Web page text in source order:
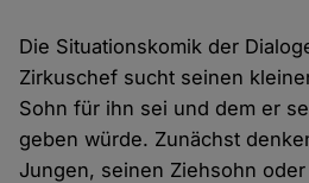
Die Situationskomik der
Zirkuschef sucht seinen
Sohn für ihn sei und dem er
geben würde. Zunächst
Jungen, seinen Ziehsohn